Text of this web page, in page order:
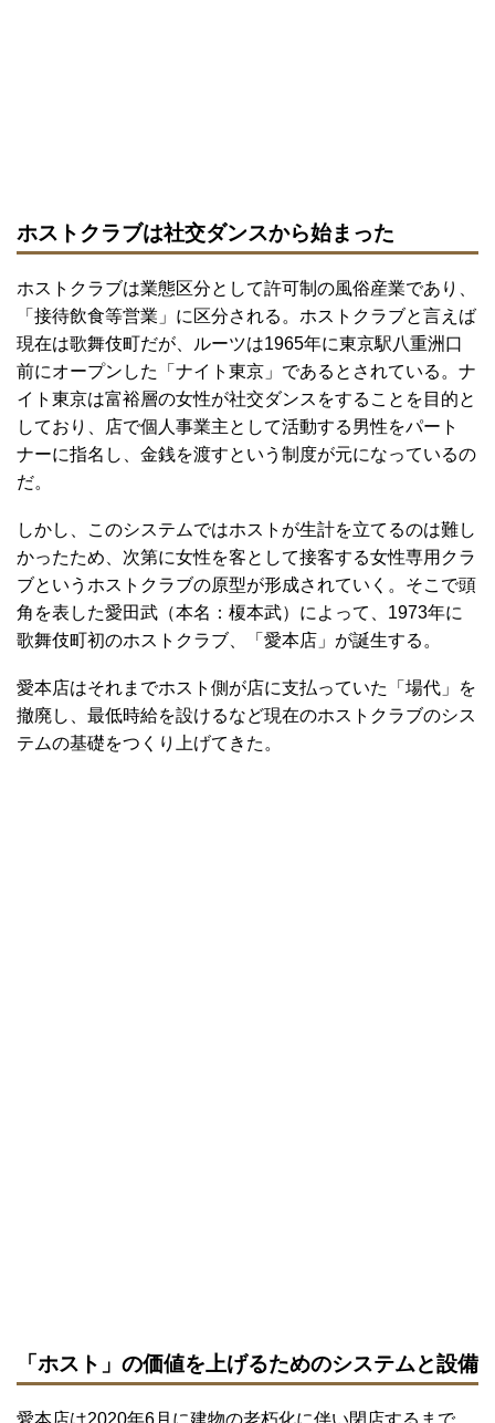
ホストクラブは社交ダンスから始まった
ホストクラブは業態区分として許可制の風俗産業であり、
「接待飲食等営業」に区分される。ホストクラブと言えば
現在は歌舞伎町だが、ルーツは1965年に東京駅八重洲口
前にオープンした「ナイト東京」であるとされている。ナ
イト東京は富裕層の女性が社交ダンスをすることを目的と
しており、店で個人事業主として活動する男性をパート
ナーに指名し、金銭を渡すという制度が元になっているの
だ。
しかし、このシステムではホストが生計を立てるのは難し
かったため、次第に女性を客として接客する女性専用クラ
ブというホストクラブの原型が形成されていく。そこで頭
角を表した愛田武（本名：榎本武）によって、1973年に
歌舞伎町初のホストクラブ、「愛本店」が誕生する。
愛本店はそれまでホスト側が店に支払っていた「場代」を
撤廃し、最低時給を設けるなど現在のホストクラブのシス
テムの基礎をつくり上げてきた。
「ホスト」の価値を上げるためのシステムと設備